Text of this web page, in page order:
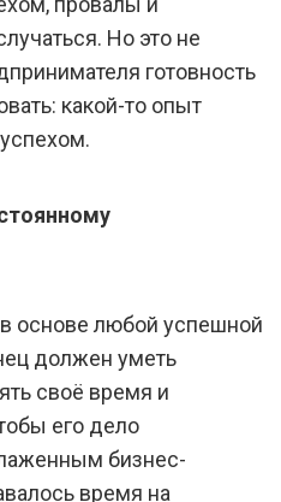
Но это не
готовность
какой-то опыт
основе любой успешной
должен уметь
своё время и
его дело
бизнес-
время на